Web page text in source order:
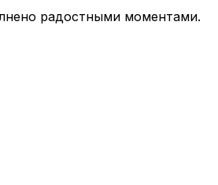
радостными моментами.